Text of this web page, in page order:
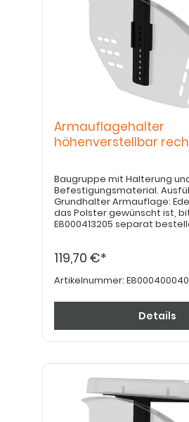
Armauflagehalter
höhenverstellbar
Baugruppe mit Halterung
Befestigungsmaterial. Ausführung
Grundhalter Armauflage:
das Polster gewünscht ist,
E8000413205 separat
119,70 €*
Artikelnummer: E8000400040
Details